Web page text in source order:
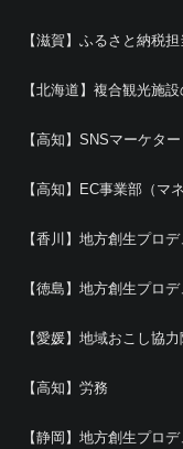
【滋賀】ふるさと納税担
【北海道】複合観光施
【高知】SNSマーケター
【高知】EC事業部（マ
【香川】地方創生プロ
【徳島】地方創生プロ
【愛媛】地域おこし協力
【高知】労務
【静岡】地方創生プロ